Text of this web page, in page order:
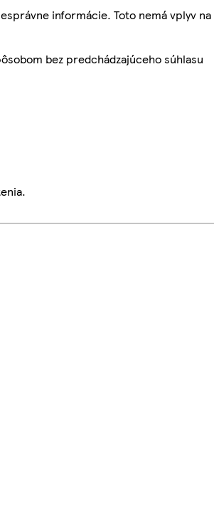
informácie. Toto nemá vplyv na
bez predchádzajúceho súhlasu